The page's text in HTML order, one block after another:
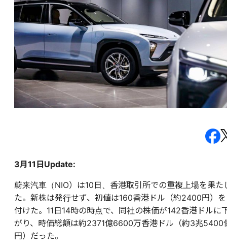
3月11日Update:
蔚来汽車（NIO）は10日、香港取引所での重複上場を果た
た。新株は発行せず、初値は160香港ドル（約2400円）を
付けた。11日14時の時点で、同社の株価が142香港ドルに
がり、時価総額は約2371億6600万香港ドル（約3兆5400
円）だった。